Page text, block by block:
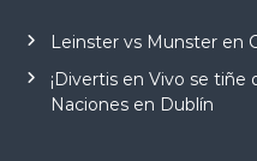
Leinster vs Munster en
¡Divertis en Vivo se tiñe
Naciones en Dublín